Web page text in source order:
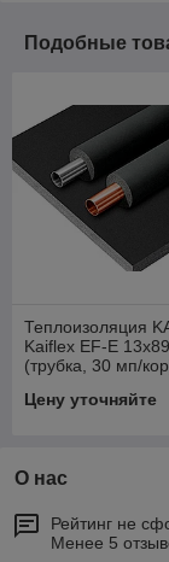
Подобные
Теплоизоляция
Kaiflex EF-E 13x89
(трубка, 30 мп/
Цену уточняйте
О нас
Рейтинг не
Менее 5